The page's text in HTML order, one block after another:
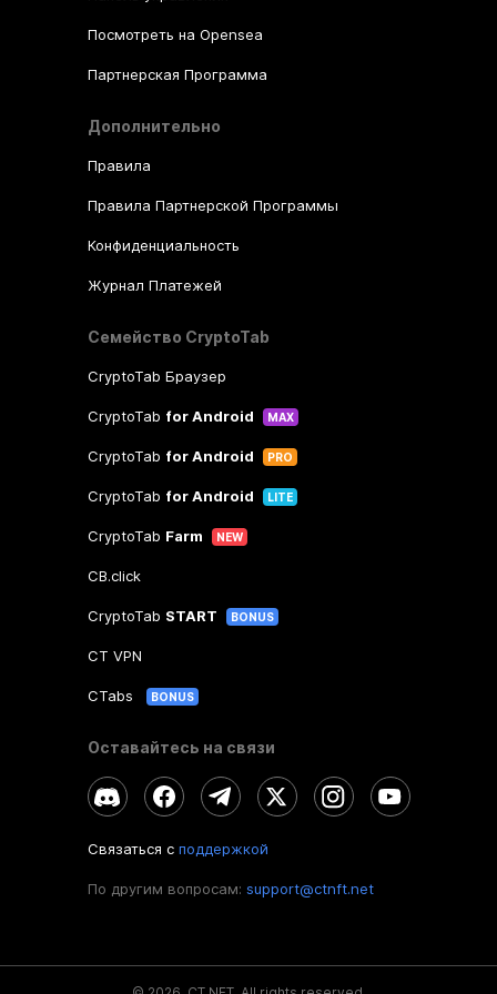
Посмотреть на Opensea
Партнерская Программа
Дополнительно
Правила
Правила Партнерской Программы
Конфиденциальность
Журнал Платежей
Семейство CryptoTab
CryptoTab Браузер
CryptoTab for Android MAX
CryptoTab for Android PRO
CryptoTab for Android LITE
CryptoTab Farm NEW
CB.click
CryptoTab START BONUS
CT VPN
CTabs BONUS
Оставайтесь на связи
Связаться с поддержкой
По другим вопросам: support@ctnft.net